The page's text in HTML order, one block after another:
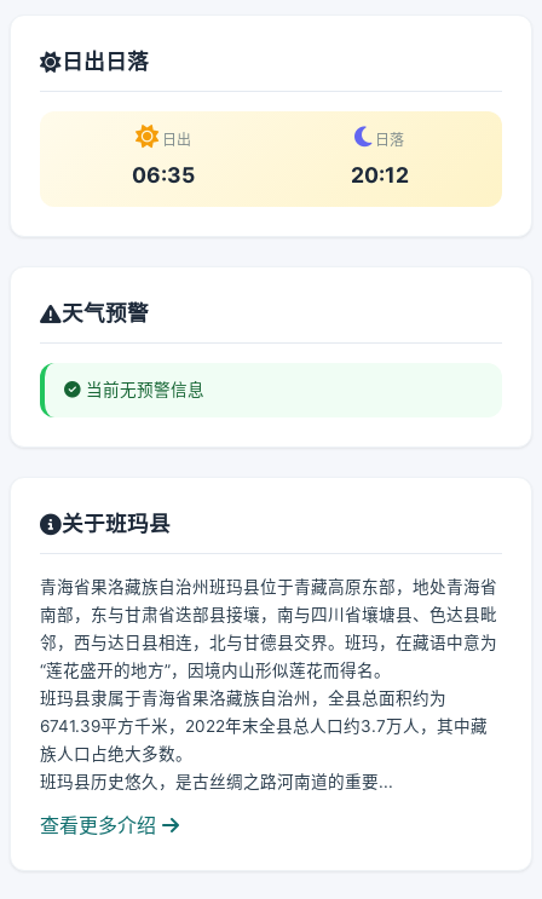
日出日落
日出
06:35
日落
20:12
天气预警
当前无预警信息
关于班玛县
青海省果洛藏族自治州班玛县位于青藏高原东部，地处青海省
南部，东与甘肃省迭部县接壤，南与四川省壤塘县、色达县毗
邻，西与达日县相连，北与甘德县交界。班玛，在藏语中意为
“莲花盛开的地方”，因境内山形似莲花而得名。
班玛县隶属于青海省果洛藏族自治州，全县总面积约为
6741.39平方千米，2022年末全县总人口约3.7万人，其中藏
族人口占绝大多数。
班玛县历史悠久，是古丝绸之路河南道的重要...
查看更多介绍